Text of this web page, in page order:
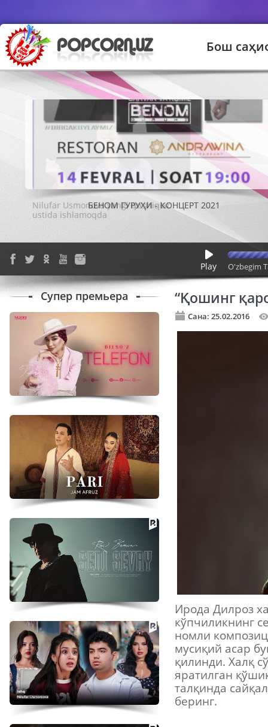
Бош
БЕНОМ ГУРУҲИ - КОНЦЕРТ 2021
Play O'zbegim
“Қошинг
Сана: 25.02.2016
Ирода Дилроз
кўпчиликнинг
номли
мусиқий асар
қилинди. Халқ
яратилган
талқинда
беринг.
Супер премьера